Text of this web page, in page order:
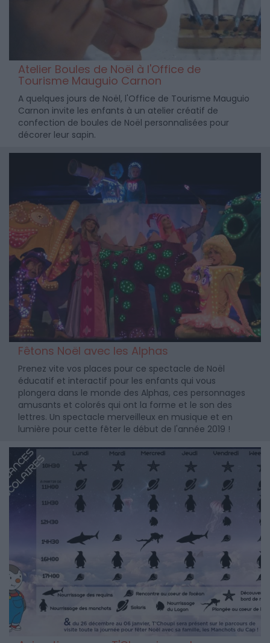
Atelier Boules de Noël à l'Office de
Tourisme Mauguio Carnon
A quelques jours de Noël, l'Office de Tourisme Mauguio
Carnon invite les enfants à un atelier créatif de
confection de boules de Noël personnalisées pour
décorer leur sapin.
Fêtons Noël avec les Alphas
Prenez vite vos places pour ce spectacle de Noël
éducatif et interactif pour les enfants qui vous
plongera dans le monde des Alphas, ces personnages
amusants et colorés qui ont la forme et le son des
lettres. Un spectacle merveilleux en musique et en
lumière pour cette fêter le début de l'année 2019 !